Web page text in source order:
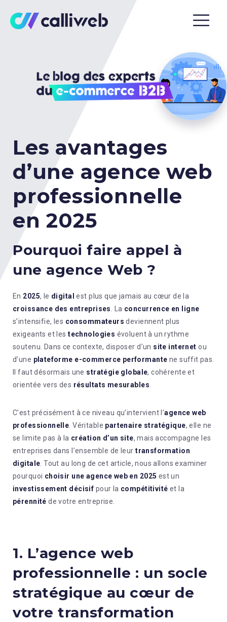
Les avantages
d’une agence web
professionnelle
en 2025
Pourquoi faire appel à
une agence Web ?
En 2025, le digital est plus que jamais au cœur de la
croissance des entreprises
. La concurrence en ligne
s’intensifie, les consommateurs deviennent plus
exigeants et lestechnologies évoluent à un rythme
soutenu. Dans ce contexte, disposer d’un site internet ou
d’une plateforme e-commerce performante ne suffit pas.
Il faut désormais une stratégie globale, cohérente et
orientée vers des résultats mesurables
C’est précisément à ce niveau qu’intervient l’agence web
professionnelle . Véritable partenaire stratégique, elle ne
se limite pas à la création d’un site, mais accompagne les
entreprises dans l’ensemble de leurtransformation
digitale . Tout au long de cet article, nous allons examiner
pourquoi choisir une agence web en 2025 est un
investissement décisif pour la compétitivité et la
pérennité de votre entreprise.
1. L’agence web
professionnelle : un socle
stratégique au cœur de
votre transformation